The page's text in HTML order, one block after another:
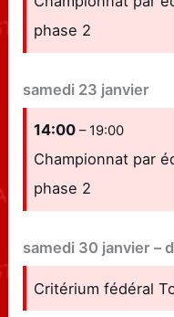
phase 2
samedi 23 janvier
14:00– 19:00
Championnat par
phase 2
samedi 30 janvier –
Critérium fédéral